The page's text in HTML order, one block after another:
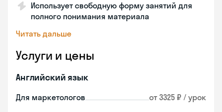
Использует свободную форму занятий для
полного понимания материала
Читать дальше
Услуги и цены
Английский язык
Для маркетологов от 3325 ₽ / урок